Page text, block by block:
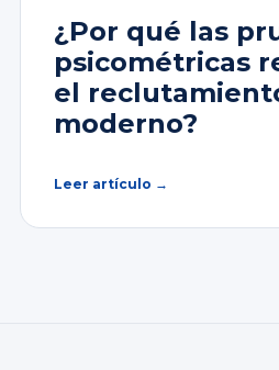
¿Por qué las
psicométricas
el
moderno?
Leer artículo →